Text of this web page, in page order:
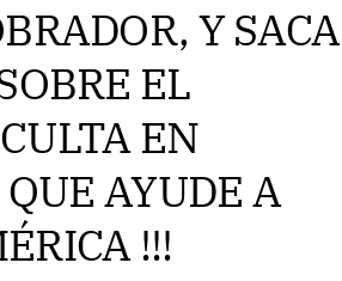
Y SACA
EL
EN
AYUDE A
!!!